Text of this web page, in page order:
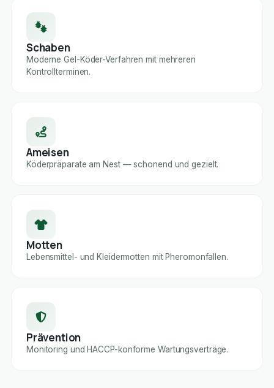
Schaben
Moderne Gel-Köder-Verfahren mit mehreren
Kontrollterminen.
Ameisen
Köderpräparate am Nest — schonend und gezielt.
Motten
Lebensmittel- und Kleidermotten mit Pheromonfallen.
Prävention
Monitoring und HACCP-konforme Wartungsverträge.